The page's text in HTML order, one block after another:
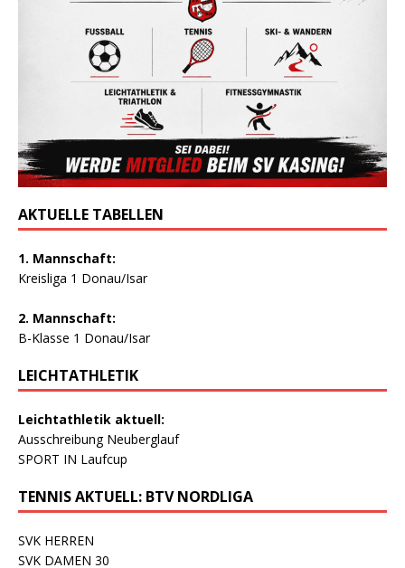
AKTUELLE TABELLEN
1. Mannschaft:
Kreisliga 1 Donau/Isar
2. Mannschaft:
B-Klasse 1 Donau/Isar
LEICHTATHLETIK
Leichtathletik aktuell:
Ausschreibung Neuberglauf
SPORT IN Laufcup
TENNIS AKTUELL: BTV NORDLIGA
SVK HERREN
SVK DAMEN 30